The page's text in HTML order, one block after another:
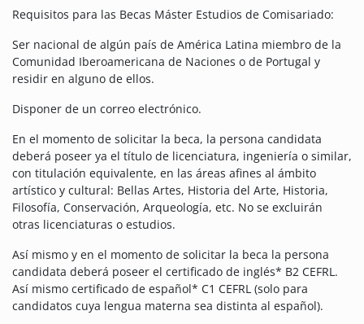
Requisitos para las Becas Máster Estudios de Comisariado:
Ser nacional de algún país de América Latina miembro de la
Comunidad Iberoamericana de Naciones o de Portugal y
residir en alguno de ellos.
Disponer de un correo electrónico.
En el momento de solicitar la beca, la persona candidata
deberá poseer ya el título de licenciatura, ingeniería o similar,
con titulación equivalente, en las áreas afines al ámbito
artístico y cultural: Bellas Artes, Historia del Arte, Historia,
Filosofía, Conservación, Arqueología, etc. No se excluirán
otras licenciaturas o estudios.
Así mismo y en el momento de solicitar la beca la persona
candidata deberá poseer el certificado de inglés* B2 CEFRL.
Así mismo certificado de español* C1 CEFRL (solo para
candidatos cuya lengua materna sea distinta al español).